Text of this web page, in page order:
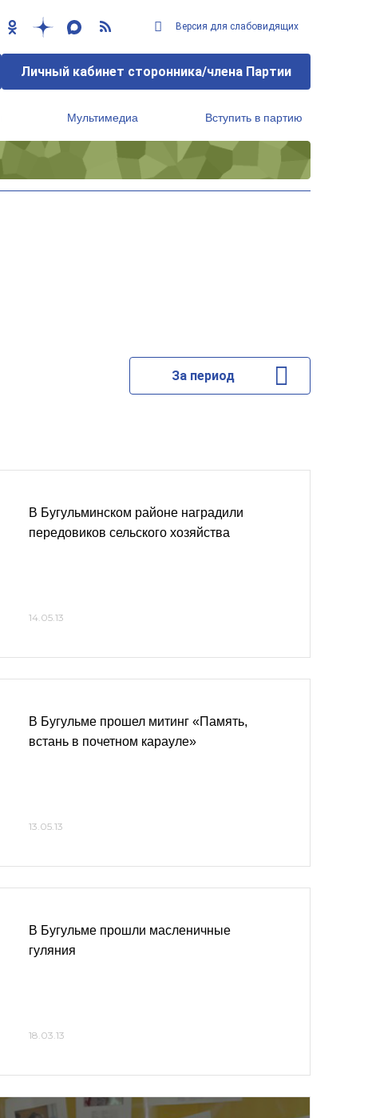
Версия для слабовидящих
Личный кабинет сторонника/члена Партии
Мультимедиа Вступить в партию
За период
В Бугульминском районе наградили
передовиков сельского хозяйства
14.05.13
В Бугульме прошел митинг «Память,
встань в почетном карауле»
13.05.13
В Бугульме прошли масленичные
гуляния
18.03.13